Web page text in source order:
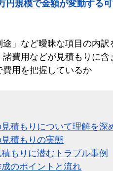
円規模で金額が変動する
途」など曖昧な項目の内
諸費用などが見積もりに含
費用を把握しているか
積もりについて理解を深
積もりの実態
もりに潜むトラブル事例
のポイントと流れ